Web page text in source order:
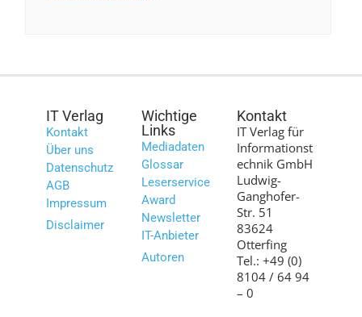
IT Verlag
Kontakt
Über uns
Datenschutz
AGB
Impressum
Disclaimer
Wichtige
Links
Mediadaten
Glossar
Leserservice
Award
Newsletter
IT-Anbieter
Autoren
Kontakt
IT Verlag für
Informationst
echnik GmbH
Ludwig-
Ganghofer-
Str. 51
83624
Otterfing
Tel.: +49 (0)
8104 / 64 94
– 0